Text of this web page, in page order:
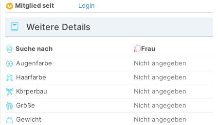
Mitglied seit
Login
Weitere Details
Suche nach
Frau
Augenfarbe
Nicht angegeben
Haarfarbe
Nicht angegeben
Körperbau
Nicht angegeben
Größe
Nicht angegeben
Gewicht
Nicht angegeben